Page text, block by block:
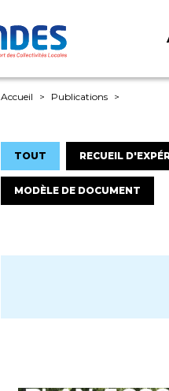
Accueil Publications
TOUT RECUEIL
MODÈLE DE DOCUMENT